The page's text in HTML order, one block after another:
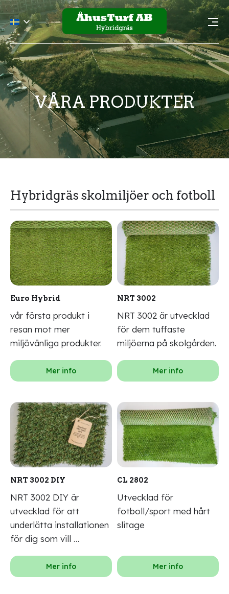
VÅRA PRODUKTER
Hybridgräs skolmiljöer och fotboll
Euro Hybrid
vår första produkt i
resan mot mer
miljövänliga produkter.
Mer info
NRT 3002
NRT 3002 är utvecklad
för dem tuffaste
miljöerna på skolgården.
Mer info
NRT 3002 DIY
NRT 3002 DIY är
utvecklad för att
underlätta installationen
för dig som vill …
Mer info
CL 2802
Utvecklad för
fotboll/sport med hårt
slitage
Mer info